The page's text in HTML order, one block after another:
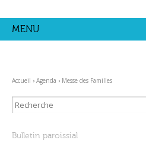
contenu.
|
MENU
Accueil › Agenda › Messe des Familles
Bulletin paroissial